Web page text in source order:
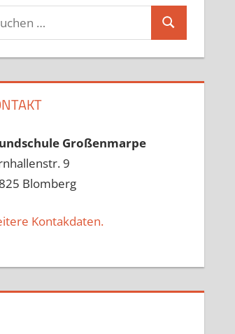
Suchen
Großenmarpe
9
Blomberg
Kontakdaten.